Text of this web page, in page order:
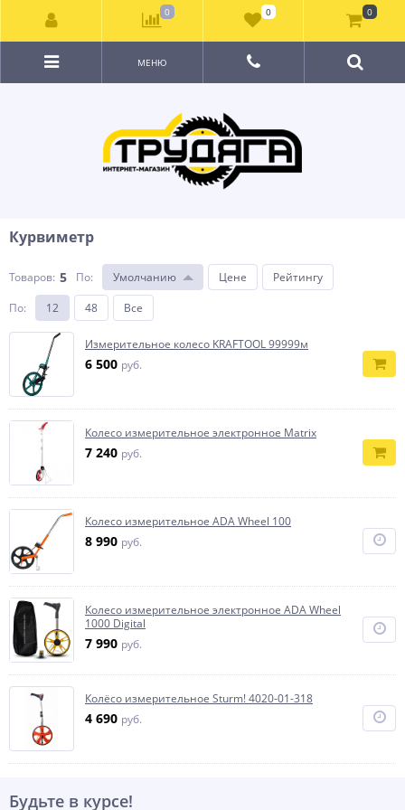
МЕНЮ
Курвиметр
Товаров: 5 По: Умолчанию Цене
Рейтингу
По: 12 48 Все
Измерительное колесо KRAFTOOL 99999м
6 500 руб.
Колесо измерительное электронное Matrix
7 240 руб.
Колесо измерительное ADA Wheel 100
8 990 руб.
Колесо измерительное электронное ADA Wheel
1000 Digital
7 990 руб.
Колёсо измерительное Sturm! 4020-01-318
4 690 руб.
Будьте в курсе!
0 0 0